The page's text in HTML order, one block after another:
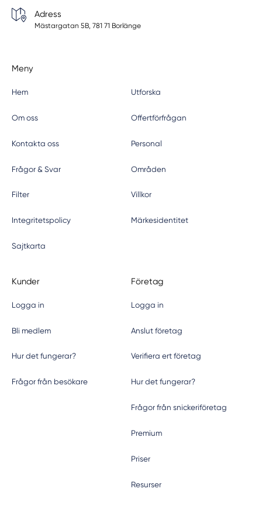
Adress
Mästargatan 5B, 781 71 Borlänge
Meny
Hem Utforska
Om oss Offertförfrågan
Kontakta oss Personal
Frågor & Svar Områden
Filter Villkor
Integritetspolicy Märkesidentitet
Sajtkarta
Kunder
Logga in
Bli medlem
Hur det fungerar?
Frågor från besökare
Företag
Logga in
Anslut företag
Verifiera ert företag
Hur det fungerar?
Frågor från snickeriföretag
Premium
Priser
Resurser